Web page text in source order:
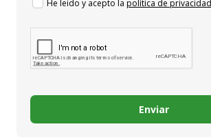
He leido y acepto la política de privacidad
Enviar